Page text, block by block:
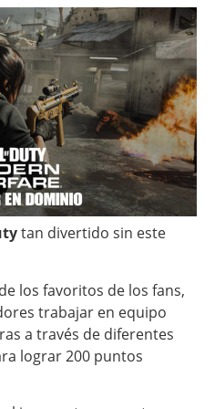
tan divertido sin este
los favoritos de los fans,
trabajar en equipo
a través de diferentes
lograr 200 puntos